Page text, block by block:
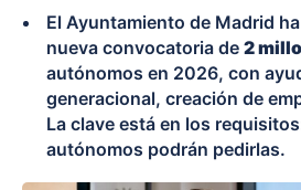
El Ayuntamiento de Madrid
nueva convocatoria de 2
autónomos en 2026, con
generacional, creación de
La clave está en los
autónomos podrán pedirlas.